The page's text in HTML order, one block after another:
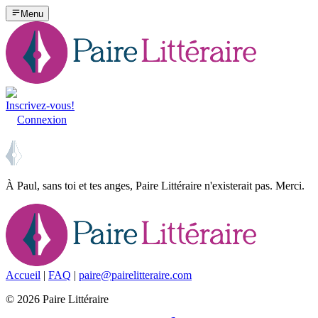
Menu
Inscrivez-vous!
Connexion
À Paul, sans toi et tes anges, Paire Littéraire n'existerait pas. Merci.
Accueil | FAQ | paire@pairelitteraire.com
© 2026 Paire Littéraire